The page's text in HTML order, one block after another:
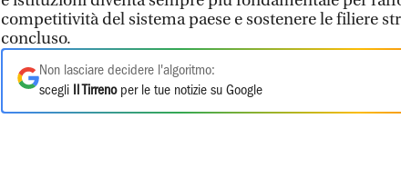
competitività del sistema paese e sostenere le filiere
concluso.
Non lasciare decidere l'algoritmo:
scegli
Il Tirrenoper le tue notizie su Google